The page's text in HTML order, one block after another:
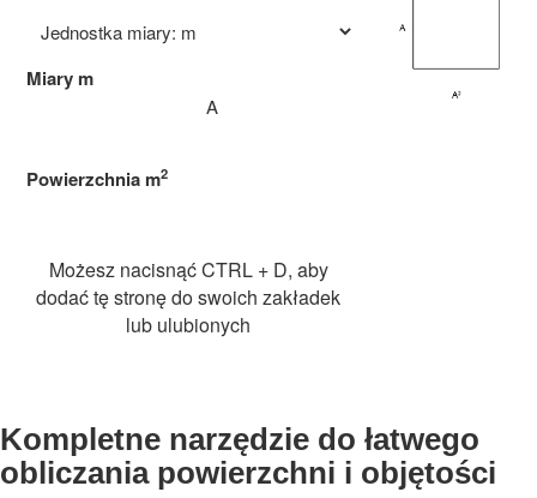
Miary m
Powierzchnia m2
Możesz nacisnąć CTRL + D, aby
dodać tę stronę do swoich zakładek
lub ulubionych
Kompletne narzędzie do łatwego
obliczania powierzchni i objętości